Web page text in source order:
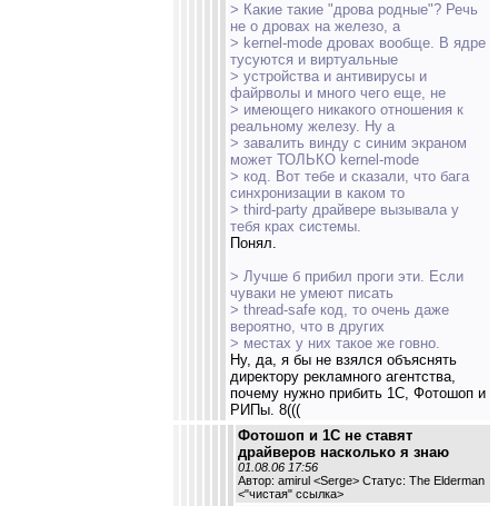
> Какие такие "дрова родные"? Речь
не о дровах на железо, а
> kernel-mode дровах вообще. В ядре
тусуются и виртуальные
> устройства и антивирусы и
файрволы и много чего еще, не
> имеющего никакого отношения к
реальному железу. Ну а
> завалить винду с синим экраном
может ТОЛЬКО kernel-mode
> код. Вот тебе и сказали, что бага
синхронизации в каком то
> third-party драйвере вызывала у
тебя крах системы.
Понял.
> Лучше б прибил проги эти. Если
чуваки не умеют писать
> thread-safe код, то очень даже
вероятно, что в других
> местах у них такое же говно.
Ну, да, я бы не взялся объяснять
директору рекламного агентства,
почему нужно прибить 1С, Фотошоп и
РИПы. 8(((
Фотошоп и 1С не ставят
драйверов насколько я знаю
01.08.06 17:56
Автор: amirul <Serge> Статус: The Elderman
<"чистая" ссылка>